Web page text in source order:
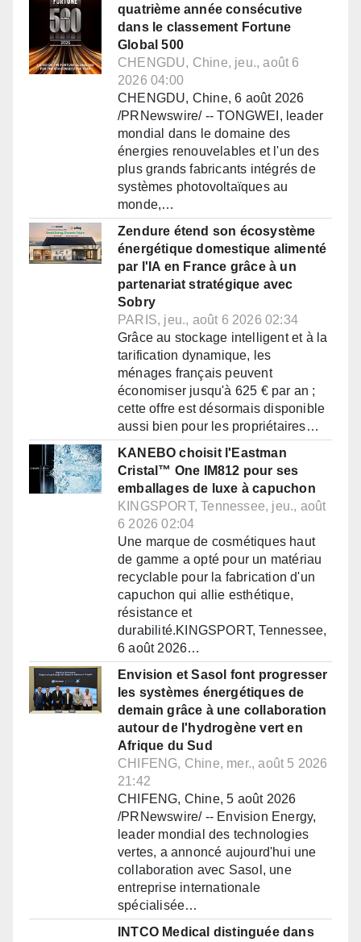
quatrième année consécutive
dans le classement Fortune
Global 500
CHENGDU, Chine, jeu., août 6
2026 04:00
CHENGDU, Chine, 6 août 2026
/PRNewswire/ -- TONGWEI, leader
mondial dans le domaine des
énergies renouvelables et l'un des
plus grands fabricants intégrés de
systèmes photovoltaïques au
monde,…
Zendure étend son écosystème
énergétique domestique alimenté
par l'IA en France grâce à un
partenariat stratégique avec
Sobry
PARIS, jeu., août 6 2026 02:34
Grâce au stockage intelligent et à la
tarification dynamique, les
ménages français peuvent
économiser jusqu'à 625 € par an ;
cette offre est désormais disponible
aussi bien pour les propriétaires…
KANEBO choisit l'Eastman
Cristal™ One IM812 pour ses
emballages de luxe à capuchon
KINGSPORT, Tennessee, jeu., août
6 2026 02:04
Une marque de cosmétiques haut
de gamme a opté pour un matériau
recyclable pour la fabrication d'un
capuchon qui allie esthétique,
résistance et
durabilité.KINGSPORT, Tennessee,
6 août 2026…
Envision et Sasol font progresser
les systèmes énergétiques de
demain grâce à une collaboration
autour de l'hydrogène vert en
Afrique du Sud
CHIFENG, Chine, mer., août 5 2026
21:42
CHIFENG, Chine, 5 août 2026
/PRNewswire/ -- Envision Energy,
leader mondial des technologies
vertes, a annoncé aujourd'hui une
collaboration avec Sasol, une
entreprise internationale
spécialisée…
INTCO Medical distinguée dans